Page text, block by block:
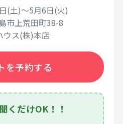
(土)～5月6日(火)
市上荒田町38-8
ウス(株)本店
を予約する
くだけOK！！